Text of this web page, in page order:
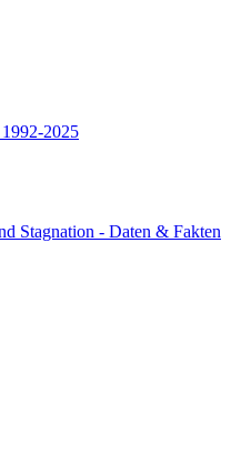
2025
Stagnation - Daten & Fakten